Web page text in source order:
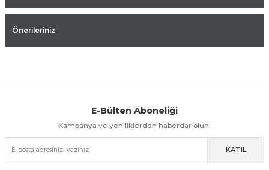
Önerileriniz
Kolay İade & Değişim Güvenli Alışveriş
Güvenli Paketleme Taksit / Havale İle Alışveriş Kolay İade & Değişim
E-Bülten Aboneliği
Kampanya ve yeniliklerden haberdar olun.
KATIL